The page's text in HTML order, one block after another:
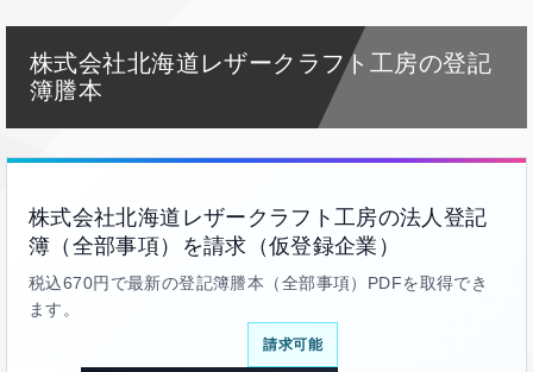
株式会社北海道レザークラフト工房の登記
簿謄本
株式会社北海道レザークラフト工房の法人登記
簿（全部事項）を請求（仮登録企業）
税込670円で最新の登記簿謄本（全部事項）PDFを取得でき
ます。
請求可能